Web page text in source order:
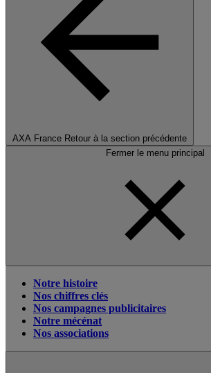
AXA France Retour à la section précédente
Fermer le menu principal
Notre histoire
Nos chiffres clés
Nos campagnes publicitaires
Notre mécénat
Nos associations